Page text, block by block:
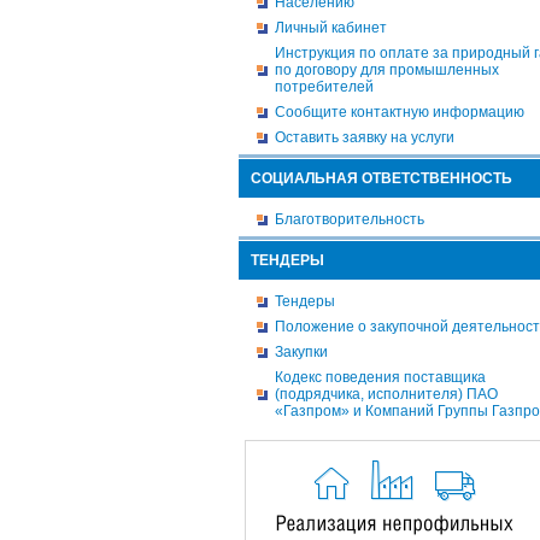
Личный кабинет
Инструкция по оплате за природный
по договору для промышленных
потребителей
Сообщите контактную информацию
Оставить заявку на услуги
СОЦИАЛЬНАЯ ОТВЕТСТВЕННОСТЬ
Благотворительность
ТЕНДЕРЫ
Тендеры
Положение о закупочной
Закупки
Кодекс поведения поставщика
(подрядчика, исполнителя) ПАО
«Газпром» и Компаний Группы